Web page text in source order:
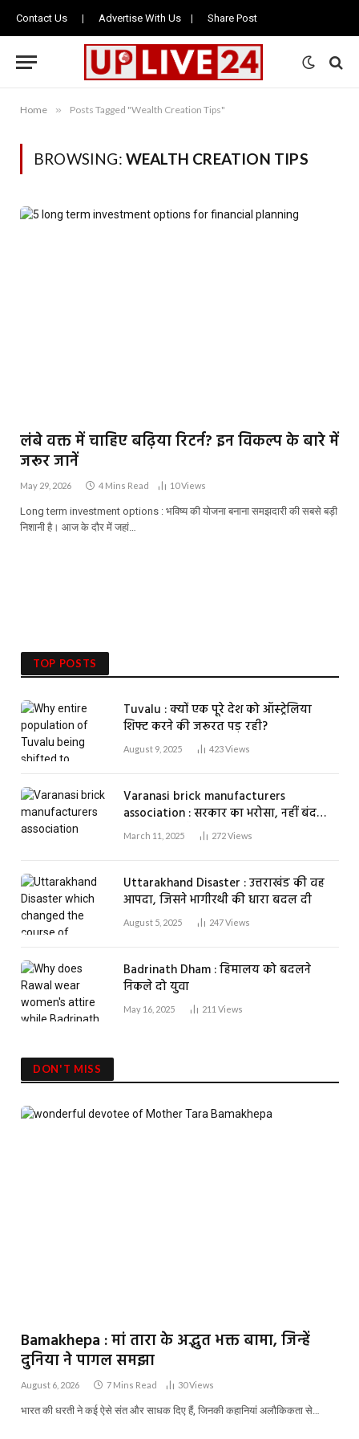
Contact Us | Advertise With Us | Share Post
Home » Posts Tagged "Wealth Creation Tips"
BROWSING: WEALTH CREATION TIPS
लंबे वक्त में चाहिए बढ़िया रिटर्न? इन विकल्प के बारे में
जरूर जानें
May 29, 2026 4 Mins Read 10Views
Long term investment options : भविष्य की योजना बनाना समझदारी की सबसे बड़ी
निशानी है। आज के दौर में जहां…
TOP POSTS
Tuvalu : क्यों एक पूरे देश को ऑस्ट्रेलिया
शिफ्ट करने की जरूरत पड़ रही?
August 9, 2025 423Views
Varanasi brick manufacturers
association : सरकार का भरोसा, नहीं बंद
होगा एक भी ईंट भट्ठा
March 11, 2025 272Views
Uttarakhand Disaster : उत्तराखंड की वह
आपदा, जिसने भागीरथी की धारा बदल दी
August 5, 2025 247Views
Badrinath Dham : हिमालय को बदलने
निकले दो युवा
May 16, 2025 211 Views
DON'T MISS
Bamakhepa : मां तारा के अद्भुत भक्त बामा, जिन्हें
दुनिया ने पागल समझा
August 6, 2026 7 Mins Read 30Views
भारत की धरती ने कई ऐसे संत और साधक दिए हैं, जिनकी कहानियां अलौकिकता से…